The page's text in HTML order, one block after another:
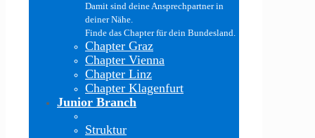
Damit sind deine Ansprechpartner in
deiner Nähe.
Finde das Chapter für dein Bundesland.
Chapter Graz
Chapter Vienna
Chapter Linz
Chapter Klagenfurt
Junior Branch
Struktur